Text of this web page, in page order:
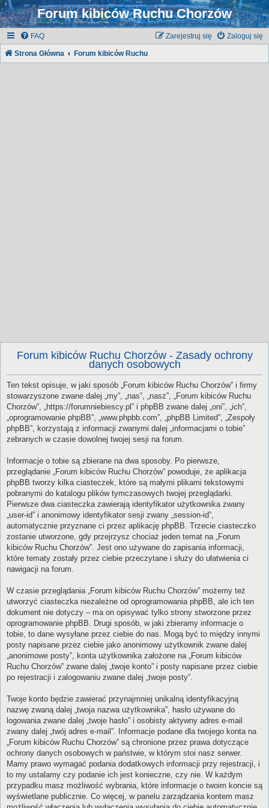
Forum kibiców Ruchu Chorzów
FAQ Zaloguj się
Zarejestruj się
Strona Główna Forum kibiców Ruchu
Forum kibiców Ruchu Chorzów - Zasady ochrony
danych osobowych
Ten tekst opisuje, w jaki sposób „Forum kibiców Ruchu Chorzów” i firmy
stowarzyszone zwane dalej „my”, „nas”, „nasz”, „Forum kibiców Ruchu
Chorzów”, „https://forumniebiescy.pl” i phpBB zwane dalej „oni”, „ich”,
„oprogramowanie phpBB”, „www.phpbb.com”, „phpBB Limited”, „Zespoły
phpBB”, korzystają z informacji zwanymi dalej „informacjami o tobie”
zebranych w czasie dowolnej twojej sesji na forum.
Informacje o tobie są zbierane na dwa sposoby. Po pierwsze,
przeglądanie „Forum kibiców Ruchu Chorzów” powoduje, że aplikacja
phpBB tworzy kilka ciasteczek, które są małymi plikami tekstowymi
pobranymi do katalogu plików tymczasowych twojej przeglądarki.
Pierwsze dwa ciasteczka zawierają identyfikator użytkownika zwany
„user-id” i anonimowy identyfikator sesji zwany „session-id”,
automatycznie przyznane ci przez aplikację phpBB. Trzecie ciasteczko
zostanie utworzone, gdy przejrzysz chociaż jeden temat na „Forum
kibiców Ruchu Chorzów”. Jest ono używane do zapisania informacji,
które tematy zostały przez ciebie przeczytane i służy do ułatwienia ci
nawigacji na forum.
W czasie przeglądania „Forum kibiców Ruchu Chorzów” możemy też
utworzyć ciasteczka niezależne od oprogramowania phpBB, ale ich ten
dokument nie dotyczy – ma on opisywać tylko strony stworzone przez
oprogramowanie phpBB. Drugi sposób, w jaki zbieramy informacje o
tobie, to dane wysyłane przez ciebie do nas. Mogą być to między innymi
posty napisane przez ciebie jako anonimowy użytkownik zwane dalej
„anonimowe posty”, konta użytkownika założone na „Forum kibiców
Ruchu Chorzów” zwane dalej „twoje konto” i posty napisane przez ciebie
po rejestracji i zalogowaniu zwane dalej „twoje posty”.
Twoje konto będzie zawierać przynajmniej unikalną identyfikacyjną
nazwę zwaną dalej „twoja nazwa użytkownika”, hasło używane do
logowania zwane dalej „twoje hasło” i osobisty aktywny adres e-mail
zwany dalej „twój adres e-mail”. Informacje podane dla twojego konta na
„Forum kibiców Ruchu Chorzów” są chronione przez prawa dotyczące
ochrony danych osobowych w państwie, w którym stoi nasz serwer.
Mamy prawo wymagać podania dodatkowych informacji przy rejestracji, i
to my ustalamy czy podanie ich jest konieczne, czy nie. W każdym
przypadku masz możliwość wybrania, które informacje o twoim koncie są
wyświetlane publicznie. Co więcej, w panelu zarządzania kontem masz